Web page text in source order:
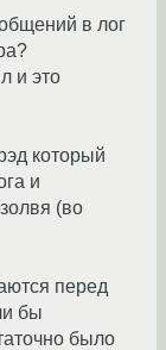
в лог
и это
который
и
(во
перед
бы
было